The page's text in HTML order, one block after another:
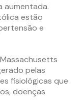
aumentada.
estão
e
pelas
fisiológicas que
doenças